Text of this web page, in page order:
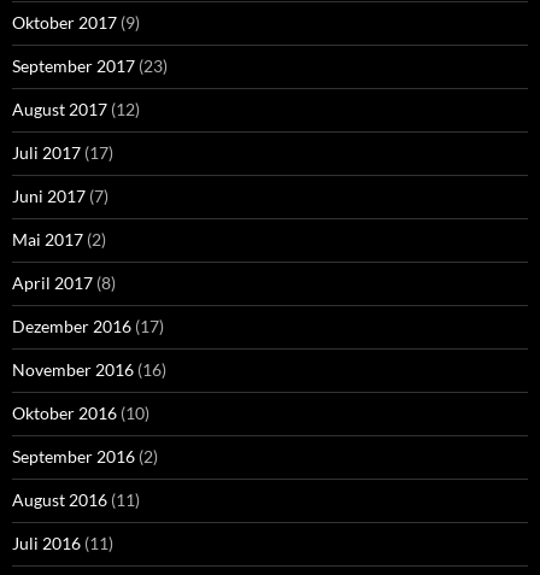
Oktober 2017 (9)
September 2017 (23)
August 2017 (12)
Juli 2017 (17)
Juni 2017 (7)
Mai 2017 (2)
April 2017 (8)
Dezember 2016 (17)
November 2016 (16)
Oktober 2016 (10)
September 2016 (2)
August 2016 (11)
Juli 2016 (11)